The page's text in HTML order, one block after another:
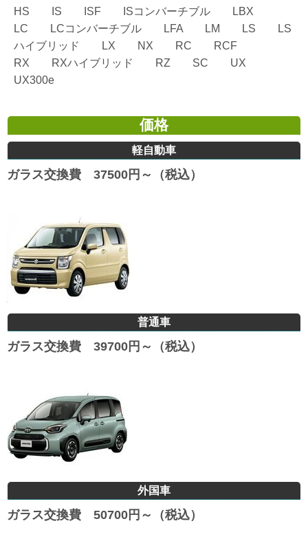
HS IS ISF ISコンバーチブル LBX
LC LCコンバーチブル LFA LM LS LS
ハイブリッド LX NX RC RCF
RX RXハイブリッド RZ SC UX
UX300e
価格
軽自動車
ガラス交換費 37500円～（税込）
普通車
ガラス交換費 39700円～（税込）
外国車
ガラス交換費 50700円～（税込）